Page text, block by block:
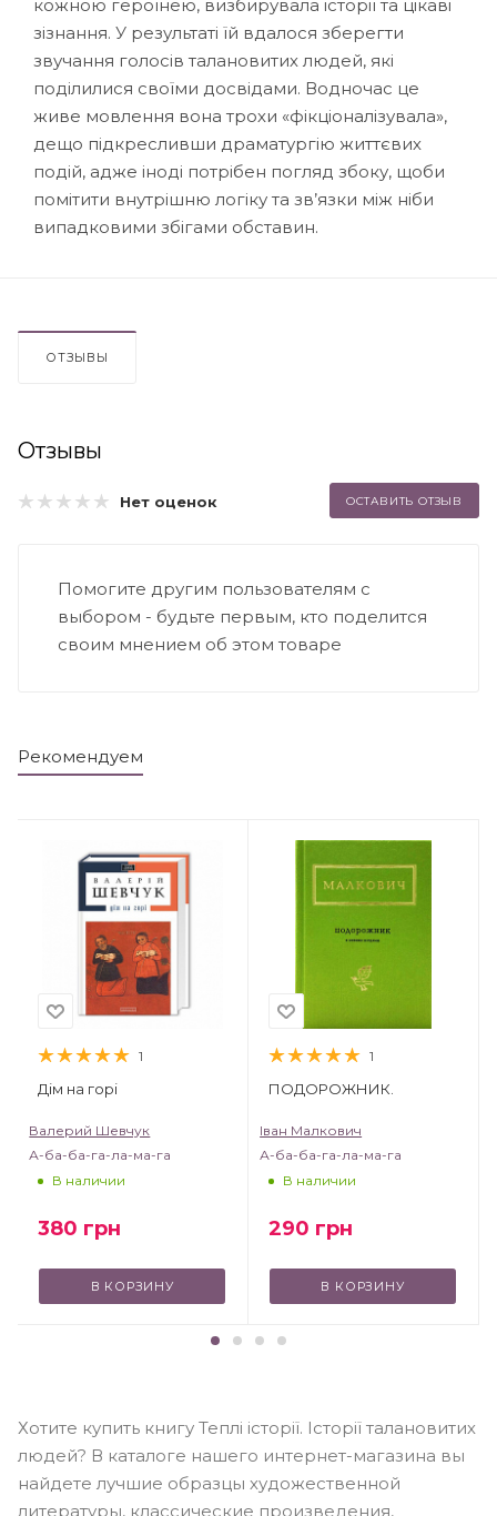
кожною героїнею, визбирувала історії та цікаві
зізнання. У результаті їй вдалося зберегти
звучання голосів талановитих людей, які
поділилися своїми досвідами. Водночас це
живе мовлення вона трохи «фікціоналізувала»,
дещо підкресливши драматургію життєвих
подій, адже іноді потрібен погляд збоку, щоби
помітити внутрішню логіку та зв’язки між ніби
випадковими збігами обставин.
ОТЗЫВЫ
Отзывы
Нет оценок ОСТАВИТЬ ОТЗЫВ
Помогите другим пользователям с
выбором - будьте первым, кто поделится
своим мнением об этом товаре
Рекомендуем
1
Дім на горі
Валерий Шевчук
А-ба-ба-га-ла-ма-га
В наличии
380 грн
В КОРЗИНУ
1
ПОДОРОЖНИК.
Іван Малкович
А-ба-ба-га-ла-ма-га
В наличии
290 грн
В КОРЗИНУ
Хотите купить книгу Теплі історії. Історії талановитих
людей? В каталоге нашего интернет-магазина вы
найдете лучшие образцы художественной
литературы, классические произведения,